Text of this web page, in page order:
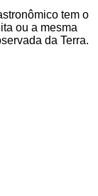
tem o
ou a mesma
da Terra.